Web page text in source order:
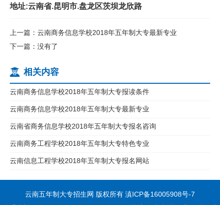
地址:云南省.昆明市.盘龙区茨坝龙欣路
上一篇：云南商务信息学校2018年五年制大专最新专业
下一篇：没有了
相关内容
云南商务信息学校2018年五年制大专报读条件
云南商务信息学校2018年五年制大专最新专业
云南省商务信息学校2018年五年制大专报名咨询
云南商务工程学校2018年五年制大专特色专业
云南信息工程学校2018年五年制大专报名网站
云南五年制大专招生网 版权所有 滇ICP备16005908号-7